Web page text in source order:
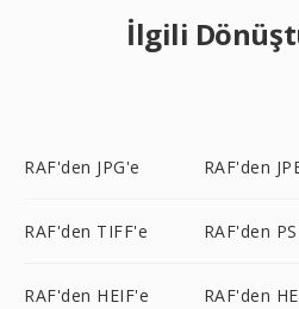
İlgili
RAF'den JPG'e RAF'den
RAF'den TIFF'e RAF'den
RAF'den HEIF'e RAF'den